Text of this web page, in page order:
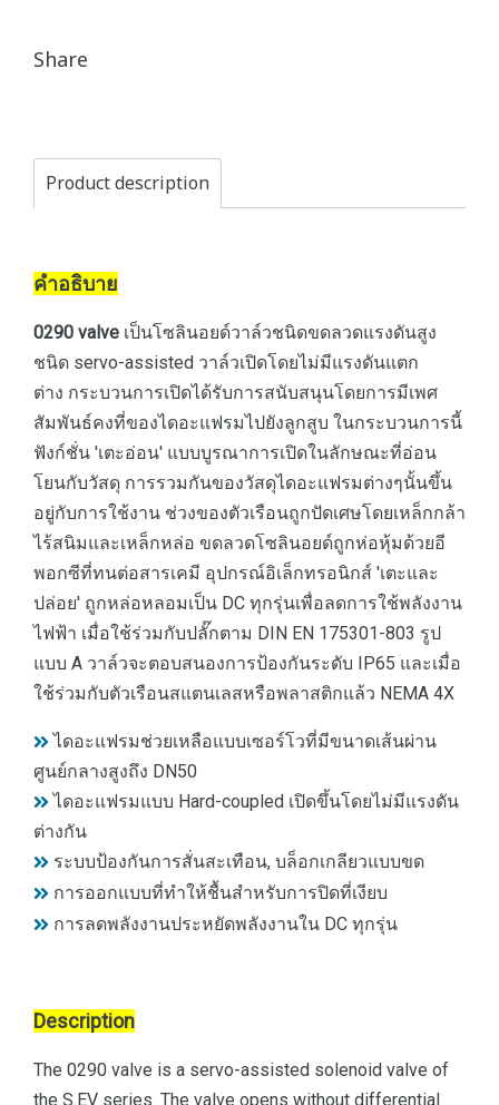
Share
Product description
คำอธิบาย
0290 valve เป็นโซลินอยด์วาล์วชนิดขดลวดแรงดันสูง
ชนิด servo-assisted วาล์วเปิดโดยไม่มีแรงดันแตก
ต่าง กระบวนการเปิดได้รับการสนับสนุนโดยการมีเพศ
สัมพันธ์คงที่ของไดอะแฟรมไปยังลูกสูบ ในกระบวนการนี้
ฟังก์ชั่น 'เตะอ่อน' แบบบูรณาการเปิดในลักษณะที่อ่อน
โยนกับวัสดุ การรวมกันของวัสดุไดอะแฟรมต่างๆนั้นขึ้น
อยู่กับการใช้งาน ช่วงของตัวเรือนถูกปัดเศษโดยเหล็กกล้า
ไร้สนิมและเหล็กหล่อ ขดลวดโซลินอยด์ถูกห่อหุ้มด้วยอี
พอกซีที่ทนต่อสารเคมี อุปกรณ์อิเล็กทรอนิกส์ 'เตะและ
ปล่อย' ถูกหล่อหลอมเป็น DC ทุกรุ่นเพื่อลดการใช้พลังงาน
ไฟฟ้า เมื่อใช้ร่วมกับปลั๊กตาม DIN EN 175301-803 รูป
แบบ A วาล์วจะตอบสนองการป้องกันระดับ IP65 และเมื่อ
ใช้ร่วมกับตัวเรือนสแตนเลสหรือพลาสติกแล้ว NEMA 4X
ไดอะแฟรมช่วยเหลือแบบเซอร์โวที่มีขนาดเส้นผ่าน
ศูนย์กลางสูงถึง DN50
ไดอะแฟรมแบบ Hard-coupled เปิดขึ้นโดยไม่มีแรงดัน
ต่างกัน
ระบบป้องกันการสั่นสะเทือน, บล็อกเกลียวแบบขด
การออกแบบที่ทำให้ชื้นสำหรับการปิดที่เงียบ
การลดพลังงานประหยัดพลังงานใน DC ทุกรุ่น
Description
The 0290 valve is a servo-assisted solenoid valve of
the S.EV series. The valve opens without differential